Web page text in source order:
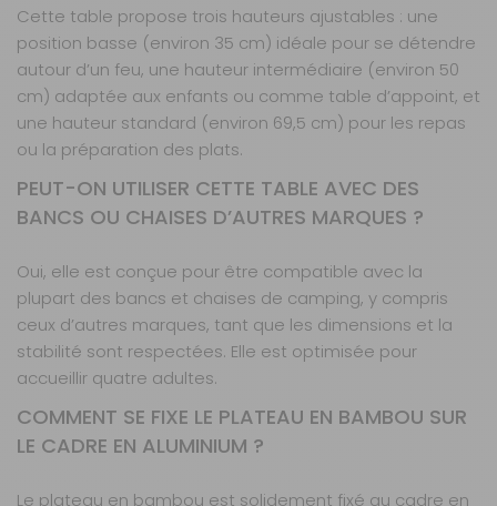
Cette table propose trois hauteurs ajustables : une
position basse (environ 35 cm) idéale pour se détendre
autour d’un feu, une hauteur intermédiaire (environ 50
cm) adaptée aux enfants ou comme table d’appoint, et
une hauteur standard (environ 69,5 cm) pour les repas
ou la préparation des plats.
PEUT-ON UTILISER CETTE TABLE AVEC DES
BANCS OU CHAISES D’AUTRES MARQUES ?
Oui, elle est conçue pour être compatible avec la
plupart des bancs et chaises de camping, y compris
ceux d’autres marques, tant que les dimensions et la
stabilité sont respectées. Elle est optimisée pour
accueillir quatre adultes.
COMMENT SE FIXE LE PLATEAU EN BAMBOU SUR
LE CADRE EN ALUMINIUM ?
Le plateau en bambou est solidement fixé au cadre en